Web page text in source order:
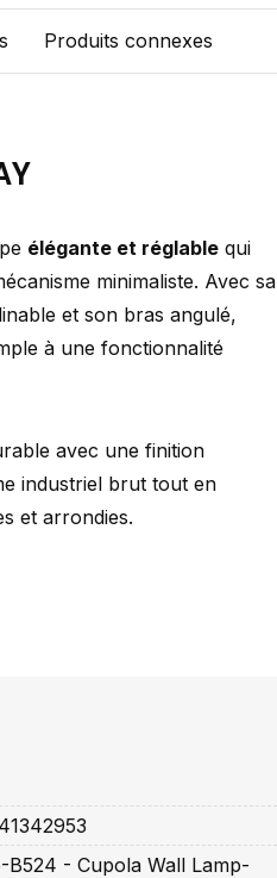
Produits connexes
élégante et réglable qui
minimaliste. Avec sa
et son bras angulé,
à une fonctionnalité
avec une finition
industriel brut tout en
et arrondies.
B524 - Cupola Wall Lamp-